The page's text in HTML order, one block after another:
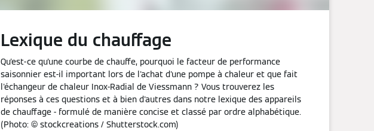
Lexique du chauffage
Qu'est-ce qu'une courbe de chauffe, pourquoi le facteur de performance
saisonnier est-il important lors de l'achat d'une pompe à chaleur et que fait
l'échangeur de chaleur Inox-Radial de Viessmann ? Vous trouverez les
réponses à ces questions et à bien d'autres dans notre lexique des appareils
de chauffage - formulé de manière concise et classé par ordre alphabétique.
(Photo: © stockcreations / Shutterstock.com)